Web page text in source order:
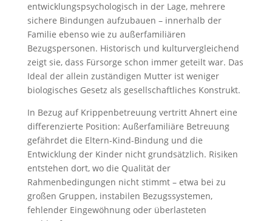
entwicklungspsychologisch in der Lage, mehrere
sichere Bindungen aufzubauen – innerhalb der
Familie ebenso wie zu außerfamiliären
Bezugspersonen. Historisch und kulturvergleichend
zeigt sie, dass Fürsorge schon immer geteilt war. Das
Ideal der allein zuständigen Mutter ist weniger
biologisches Gesetz als gesellschaftliches Konstrukt.
In Bezug auf Krippenbetreuung vertritt Ahnert eine
differenzierte Position: Außerfamiliäre Betreuung
gefährdet die Eltern-Kind-Bindung und die
Entwicklung der Kinder nicht grundsätzlich. Risiken
entstehen dort, wo die Qualität der
Rahmenbedingungen nicht stimmt – etwa bei zu
großen Gruppen, instabilen Bezugssystemen,
fehlender Eingewöhnung oder überlasteten